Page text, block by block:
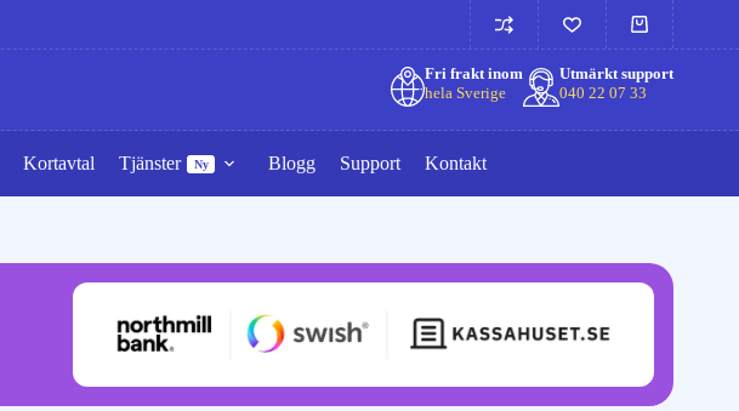
Fri frakt inom
hela Sverige
Utmärkt support
040 22 07 33
Kortavtal Tjänster Ny Blogg Support Kontakt